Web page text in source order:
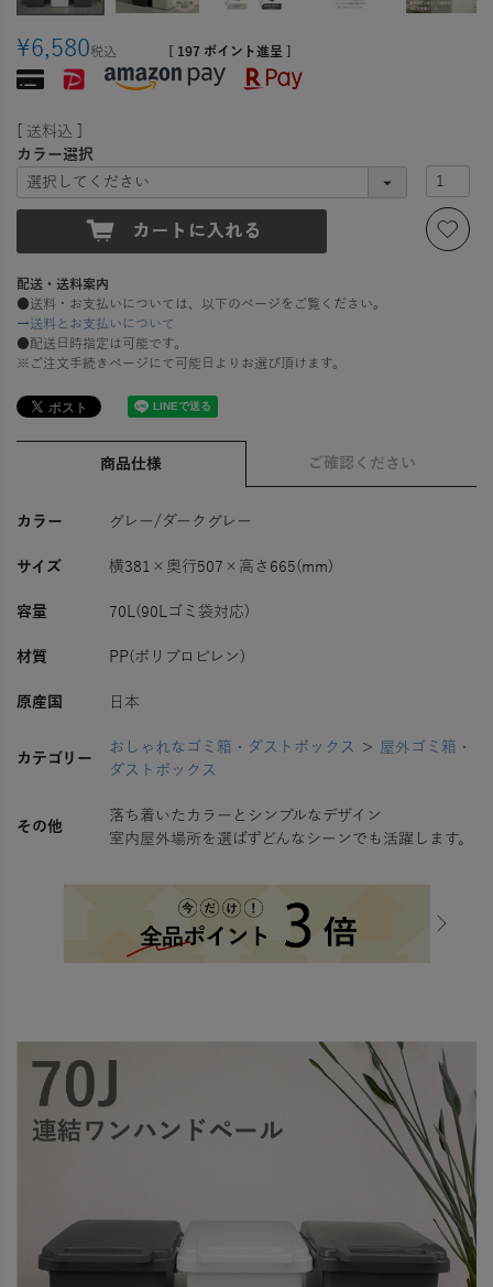
¥6,580税込 197 ポイント進呈 ]
送料込
カラー選択
配送・送料案内
●送料・お支払いについては、以下のページをご覧ください。
→送料とお支払いについて
●配送日時指定は可能です。
※ご注文手続きページにて可能日よりお選び頂けます。
商品仕様 ご確認ください
カラー グレー/ダークグレー
サイズ 横381×奥行507×高さ665(mm)
容量 70L(90Lゴミ袋対応)
材質 PP(ポリプロピレン)
原産国 日本
カテゴリー
おしゃれなゴミ箱・ダストボックス ＞ 屋外ゴミ箱・
ダストボックス
その他
落ち着いたカラーとシンプルなデザイン
室内屋外場所を選ばずどんなシーンでも活躍します。